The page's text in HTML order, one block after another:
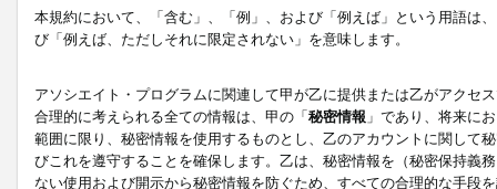
本規約において、「含む」、「例」、および「例えば」という用語は
び「例えば、ただしそれに限定されない」を意味します。
アソシエイト・プログラムに関連して甲が乙に提供または乙がアクセ
合理的に考えられる全ての情報は、甲の「秘密情報 」であり、将来に
範囲に限り、秘密情報を使用するものとし、乙のアカウントに関して
びこれを遵守することを確保します。乙は、秘密情報を（秘密保持義
ない使用および開示から秘密情報を防ぐため、すべての合理的な手段